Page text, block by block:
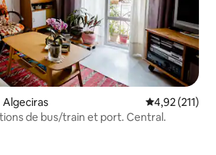
Algeciras Évaluation
4,92 (211)
de bus/train et port. Central.